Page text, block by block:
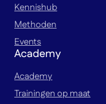
Kennishub
Methoden
Events
Academy
Academy
Trainingen op maat